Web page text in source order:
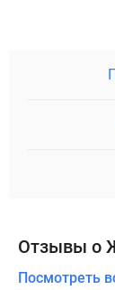
Отзывы о
Посмотреть